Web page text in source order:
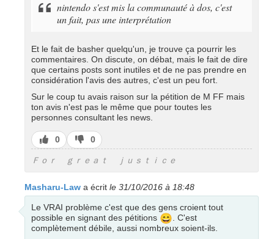
nintendo s'est mis la communauté à dos, c'est
un fait, pas une interprétation
Et le fait de basher quelqu'un, je trouve ça pourrir les
commentaires. On discute, on débat, mais le fait de dire
que certains posts sont inutiles et de ne pas prendre en
considération l'avis des autres, c'est un peu fort.
Sur le coup tu avais raison sur la pétition de M FF mais
ton avis n'est pas le même que pour toutes les
personnes consultant les news.
J’aime
0
J’aime
pas
0
Ｆｏｒ ｇｒｅａｔ ｊｕｓｔｉｃｅ
Masharu-Law a écrit le 31/10/2016 à 18:48
Le VRAI problème c'est que des gens croient tout
possible en signant des pétitions 😄. C'est
complètement débile, aussi nombreux soient-ils.